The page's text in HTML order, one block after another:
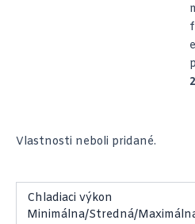
Vlastnosti neboli pridané.
Chladiaci výkon
Minimálna/Stredná/